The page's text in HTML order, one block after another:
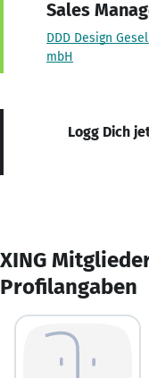
Sales
DDD Design
mbH
Logg Dich
XING
Profilangaben